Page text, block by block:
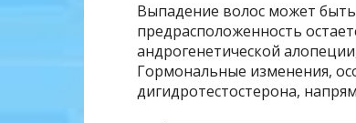
Выпадение волос может
предрасположенность
андрогенетической
Гормональные изменения,
дигидротестостерона,